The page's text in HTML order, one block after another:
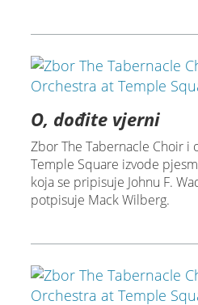
O, dođite vjerni
Zbor The Tabernacle Choir i
Temple Square izvode
koja se pripisuje Johnu F.
potpisuje Mack Wilberg.